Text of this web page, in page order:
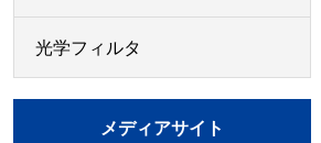
光学フィルタ
メディアサイト